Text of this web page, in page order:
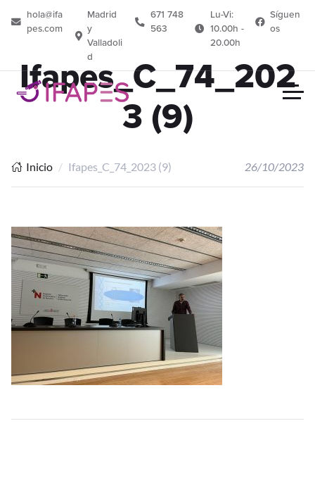
hola@ifa
pes.com
Madrid
y
Valladoli
d
671 748
563
Lu-Vi:
10.00h -
20.00h
Síguen
os
Ifapes_C_74_202
3 (9)
Inicio Ifapes_C_74_2023 (9) 26/10/2023